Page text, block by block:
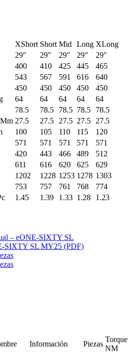
XShort Short Mid Long XLong
29" 29" 29" 29"
29"
400 410 425 445
465
543 567 591 616
640
450 450 450 450
450
64 64 64 64
64
78.5 78.5 78.5 78.5
78.5
27.5 27.5 27.5 27.5
27.5
100 105 110 115
120
571 571 571 571
571
420 443 466 489
512
611 616 620 625
629
1202 1228 1253 1278 1303
753 757 761 768
774
1.45 1.39 1.33 1.28 1.23
– eONE-SIXTY SL
SIXTY SL MY25 (PDF)
Información Piezas
Torque
NM